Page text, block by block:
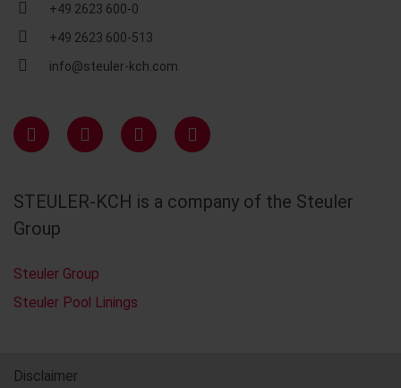
+49 2623 600-0
+49 2623 600-513
info@steuler-kch.com
STEULER-KCH is a company of the Steuler
Group
Steuler Group
Steuler Pool Linings
Disclaimer